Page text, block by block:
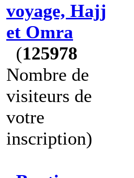
voyage, Hajj
et Omra
(125978
Nombre de
visiteurs de
votre
inscription)